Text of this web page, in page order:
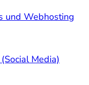
und Webhosting
Media)